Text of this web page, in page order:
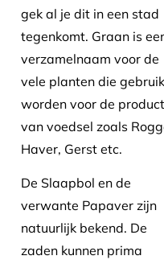
gek al je dit in een stad
tegenkomt. Graan is
verzamelnaam voor de
vele planten die
worden voor de
van voedsel zoals
Haver, Gerst etc.
De Slaapbol en de
verwante Papaver zijn
natuurlijk bekend. De
zaden kunnen prima